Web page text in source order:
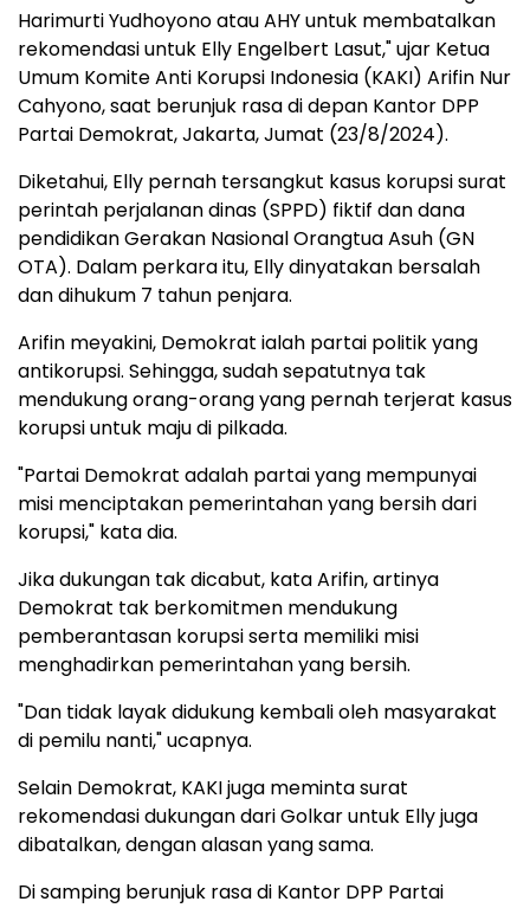
Harimurti Yudhoyono atau AHY untuk membatalkan
rekomendasi untuk Elly Engelbert Lasut," ujar Ketua
Umum Komite Anti Korupsi Indonesia (KAKI) Arifin Nur
Cahyono, saat berunjuk rasa di depan Kantor DPP
Partai Demokrat, Jakarta, Jumat (23/8/2024).
Diketahui, Elly pernah tersangkut kasus korupsi surat
perintah perjalanan dinas (SPPD) fiktif dan dana
pendidikan Gerakan Nasional Orangtua Asuh (GN
OTA). Dalam perkara itu, Elly dinyatakan bersalah
dan dihukum 7 tahun penjara.
Arifin meyakini, Demokrat ialah partai politik yang
antikorupsi. Sehingga, sudah sepatutnya tak
mendukung orang-orang yang pernah terjerat kasus
korupsi untuk maju di pilkada.
"Partai Demokrat adalah partai yang mempunyai
misi menciptakan pemerintahan yang bersih dari
korupsi," kata dia.
Jika dukungan tak dicabut, kata Arifin, artinya
Demokrat tak berkomitmen mendukung
pemberantasan korupsi serta memiliki misi
menghadirkan pemerintahan yang bersih.
"Dan tidak layak didukung kembali oleh masyarakat
di pemilu nanti," ucapnya.
Selain Demokrat, KAKI juga meminta surat
rekomendasi dukungan dari Golkar untuk Elly juga
dibatalkan, dengan alasan yang sama.
Di samping berunjuk rasa di Kantor DPP Partai